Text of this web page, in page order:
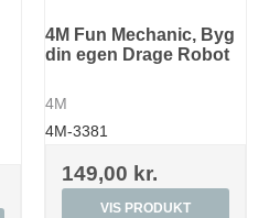
4M Fun Mechanic, Byg
din egen Drage Robot
4M
4M-3381
149,00 kr.
VIS PRODUKT